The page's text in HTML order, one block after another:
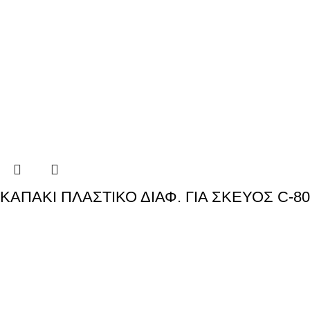
ΚΑΠΑΚΙ ΠΛΑΣΤΙΚΟ ΔΙΑΦ. ΓΙΑ ΣΚΕΥΟΣ C-